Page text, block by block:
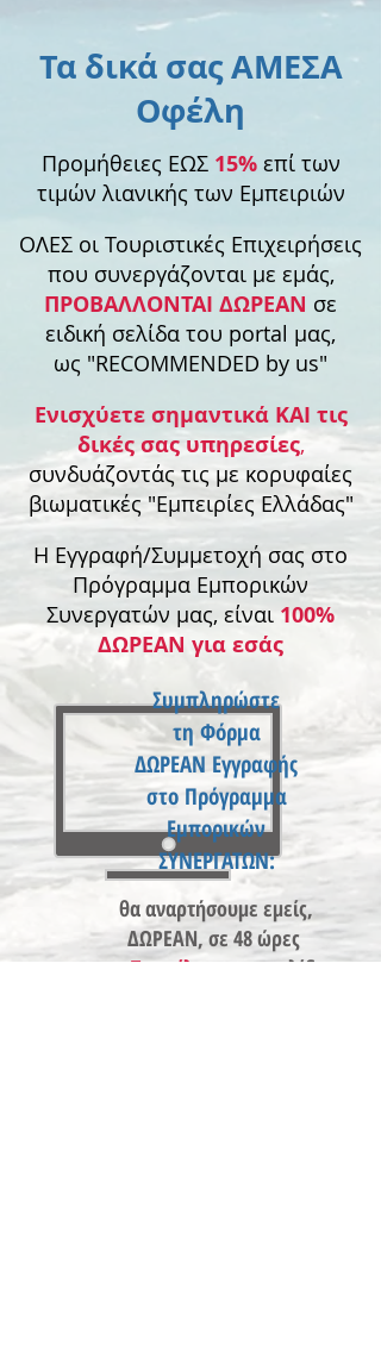
Τα δικά σας ΑΜΕΣΑ
Οφέλη
Προμήθειες ΕΩΣ 15%επί των
τιμών λιανικής των Εμπειριών
ΟΛΕΣ οι Τουριστικές Επιχειρήσεις
που συνεργάζονται με εμάς,
ΠΡΟΒΑΛΛΟΝΤΑΙ ΔΩΡΕΑΝ σε
ειδική σελίδα του portal μας,
ως "RECOMMENDED by us"
Ενισχύετε σημαντικά ΚΑΙ τις
δικές σας υπηρεσίες,
συνδυάζοντάς τις με κορυφαίες
βιωματικές "Εμπειρίες Ελλάδας"
Η Εγγραφή/Συμμετοχή σας στο
Πρόγραμμα Εμπορικών
Συνεργατών μας, είναι 100%
ΔΩΡΕΑΝ για εσάς
Συμπληρώστε
τη Φόρμα
ΔΩΡΕΑΝ Εγγραφής
στο Πρόγραμμα
Εμπορικών
ΣΥΝΕΡΓΑΤΩΝ:
θα αναρτήσουμε εμείς,
ΔΩΡΕΑΝ, σε 48 ώρες
τοΠροφίλ σας
στη σελίδα